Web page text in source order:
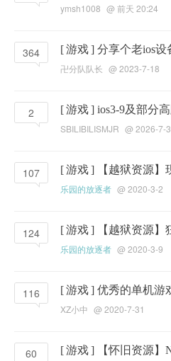
ymsh1008 @前天 20:24
364 [游戏] 分享个老ios
卍分队队长 @ 2023-7-18
2 [游戏] ios3-9及部分
SBILIBILISMJR @ 2026-7-
107 [游戏] 【越狱资源
乐园的放逐者 @ 2020-3-2
124 [游戏] 【越狱资源
乐园的放逐者 @ 2020-3-9
116 [游戏] 优秀的单机
XZ小中 @ 2020-7-31
60 [游戏] 【怀旧资源